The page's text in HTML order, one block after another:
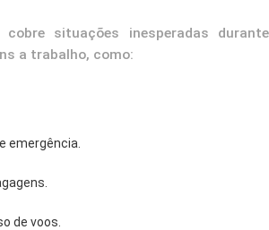
cobre situações inesperadas durante
a trabalho, como:
emergência.
de voos.